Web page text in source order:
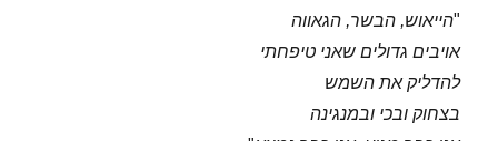
"הייאוש, הבשר, הגאווה
אויבים גדולים שאני טיפחתי
להדליק את השמש
בצחוק ובכי ובמנגינה